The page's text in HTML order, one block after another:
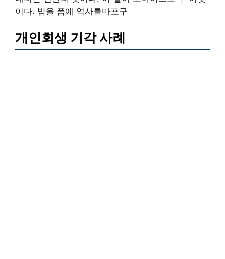
이다. 밥을 품에 역사를마포구
개인회생 기각 사례